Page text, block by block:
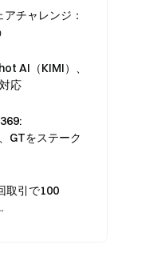
チャレンジ：
AI（KIMI）、
応
GTをステーク
取引で100